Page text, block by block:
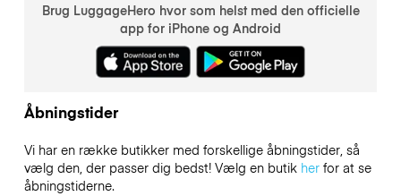
Brug LuggageHero hvor som helst med den officielle
app for iPhone og Android
Åbningstider
Vi har en række butikker med forskellige åbningstider, så
vælg den, der passer dig bedst! Vælg en butik herfor at se
åbningstiderne.